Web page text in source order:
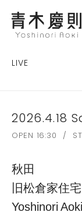
LIVE
2026.4.18
OPEN 16:30 /
秋田
旧松倉家住
Yoshinori